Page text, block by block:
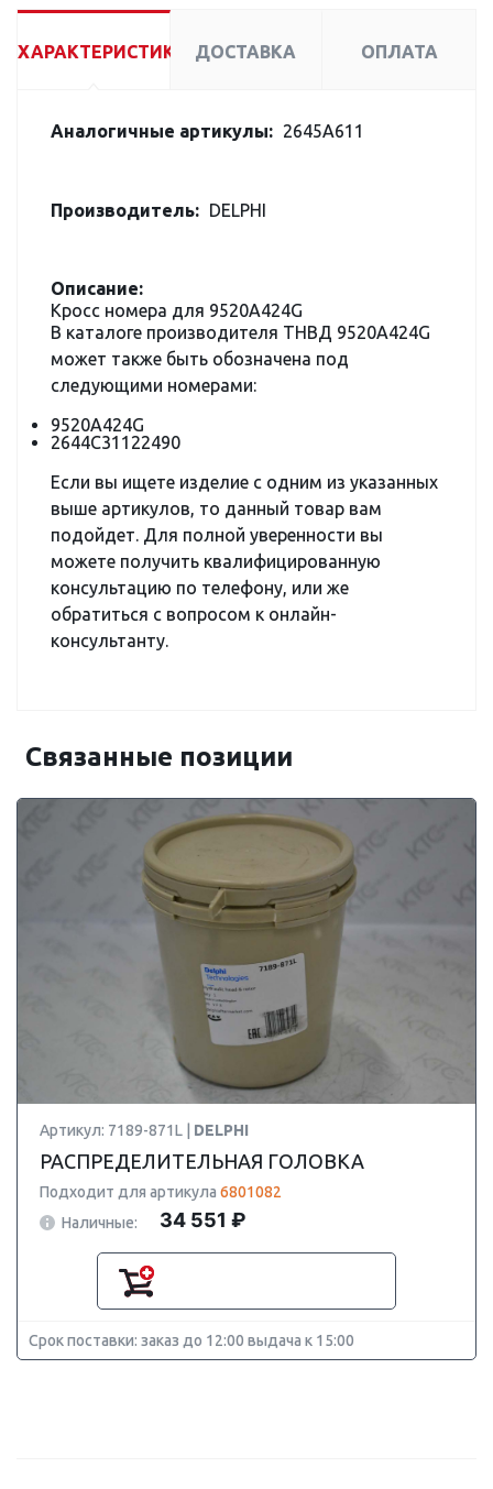
ХАРАКТЕРИСТИКИ ДОСТАВКА ОПЛАТА
Аналогичные артикулы: 2645A611
Производитель: DELPHI
Описание:
Кросс номера для 9520A424G
В каталоге производителя ТНВД 9520A424G
может также быть обозначена под
следующими номерами:
9520A424G
2644C31122490
Если вы ищете изделие с одним из указанных
выше артикулов, то данный товар вам
подойдет. Для полной уверенности вы
можете получить квалифицированную
консультацию по телефону, или же
обратиться с вопросом к онлайн-
консультанту.
Связанные позиции
Артикул: 7189-871L | DELPHI
РАСПРЕДЕЛИТЕЛЬНАЯ ГОЛОВКА
Подходит для артикула 6801082
Наличные:
34 551 ₽
Срок поставки: заказ до 12:00 выдача к 15:00